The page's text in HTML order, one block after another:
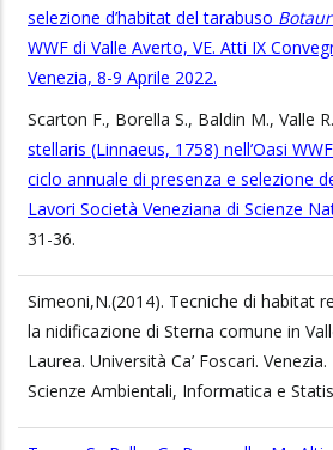
selezione d’habitat del tarabuso
WWF di Valle Averto, VE. Atti IX
Venezia, 8-9 Aprile 2022.
Scarton F., Borella S., Baldin M., Valle
stellaris (Linnaeus, 1758) nell’Oasi
ciclo annuale di presenza e selezione
Lavori Società Veneziana di Scienze
31-36.
Simeoni,N.(2014). Tecniche di habitat
la nidificazione di Sterna comune in
Laurea. Università Ca’ Foscari.
Scienze Ambientali, Informatica e